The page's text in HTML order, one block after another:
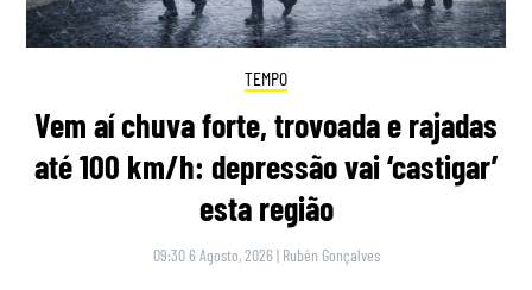
TEMPO
Vem aí chuva forte, trovoada e rajadas
até 100 km/h: depressão vai ‘castigar’
esta região
09:30 6 Agosto, 2026 | Rubén Gonçalves